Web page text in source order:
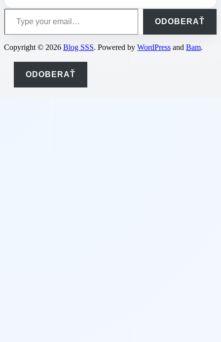
Type your email…
ODOBERAŤ
Copyright © 2026 Blog SSS. Powered by WordPress and Bam.
ODOBERAŤ